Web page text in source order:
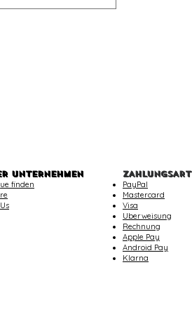
UNTERNEHMEN
finden
ZAHLUNGSART
PayPal
Mastercard
Visa
Uberweisung
Rechnung
Apple Pay
Android Pay
Klarna